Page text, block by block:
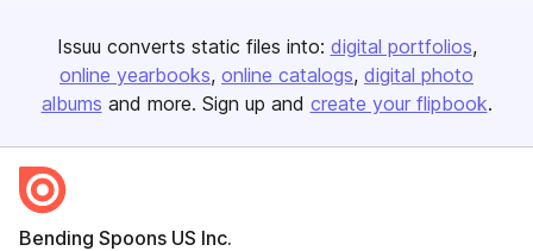
Issuu converts static files into: digital portfolios
online yearbooks online catalogs digital photo
albums and more. Sign up and create your flipbook.
Bending Spoons US Inc.